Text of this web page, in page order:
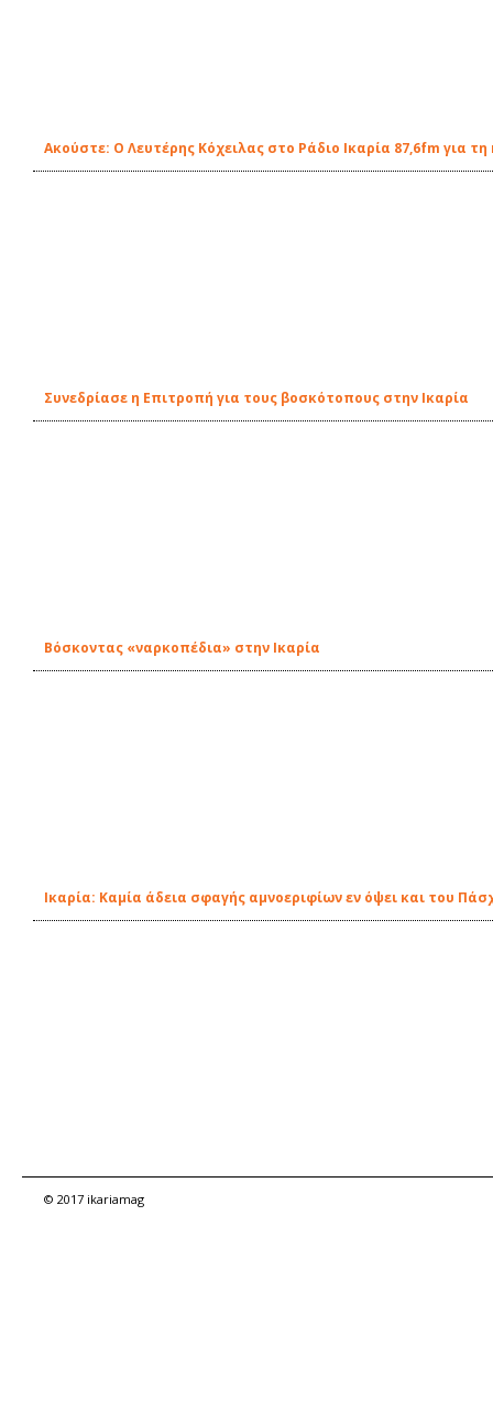
Ακούστε: Ο Λευτέρης Κόχειλας στο Ράδιο Ικαρία 87,6fm για
Συνεδρίασε η Επιτροπή για τους βοσκότοπους στην Ικαρία
Βόσκοντας «ναρκοπέδια» στην Ικαρία
Ικαρία: Καμία άδεια σφαγής αμνοεριφίων εν όψει και του
© 2017 ikariamag